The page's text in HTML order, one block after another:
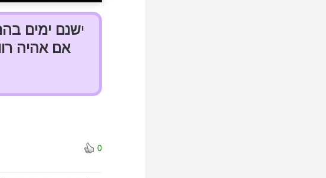
ישנם ימים
אם אהיה
0